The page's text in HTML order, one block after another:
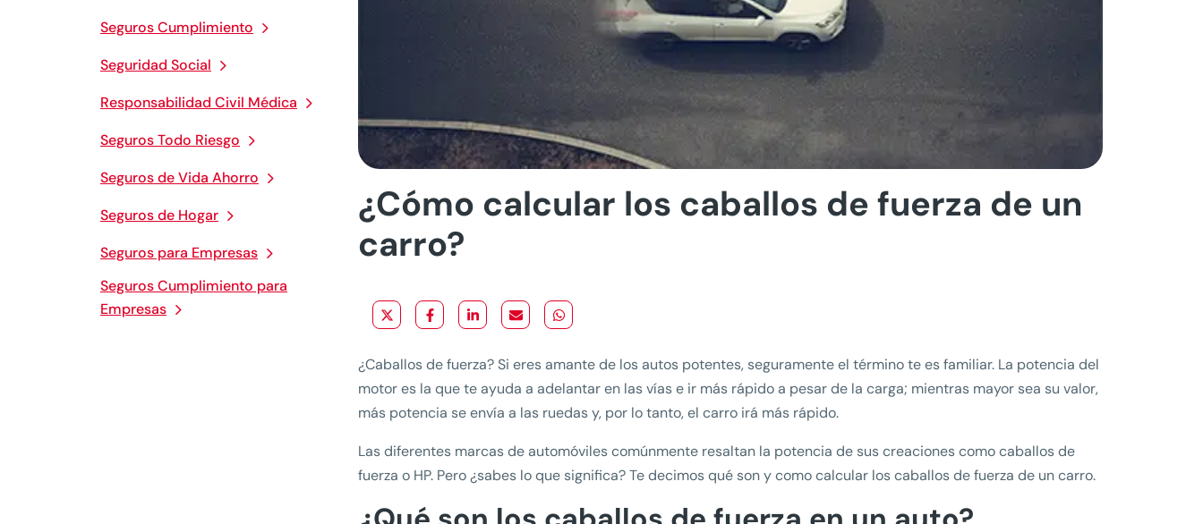
Seguros Cumplimiento
Seguridad Social
Responsabilidad Civil Médica
Seguros Todo Riesgo
Seguros de Vida Ahorro
Seguros de Hogar
Seguros para Empresas
Seguros Cumplimiento para
Empresas
¿Cómo calcular los caballos de fuerza de un
carro?
¿Caballos de fuerza? Si eres amante de los autos potentes, seguramente el término te es familiar. La potencia del
motor es la que te ayuda a adelantar en las vías e ir más rápido a pesar de la carga; mientras mayor sea su valor,
más potencia se envía a las ruedas y, por lo tanto, el carro irá más rápido.
Las diferentes marcas de automóviles comúnmente resaltan la potencia de sus creaciones como caballos de
fuerza o HP. Pero ¿sabes lo que significa? Te decimos qué son y como calcular los caballos de fuerza de un carro.